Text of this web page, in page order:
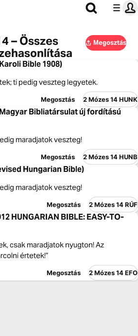
– Összes
Megosztás
Bible 1908)
ti pedig veszteg legyetek.
Megosztás 2 Mózes 14 HUNK
Bibliatársulat új fordítású
maradjatok veszteg!
Megosztás 2 Mózes 14 HUNB
Hungarian Bible)
maradjatok veszteg!
Megosztás 2 Mózes 14 RÚF
HUNGARIAN BIBLE: EASY-TO-
csak maradjatok nyugton! Az
értetek!”
Megosztás 2 Mózes 14 EFO